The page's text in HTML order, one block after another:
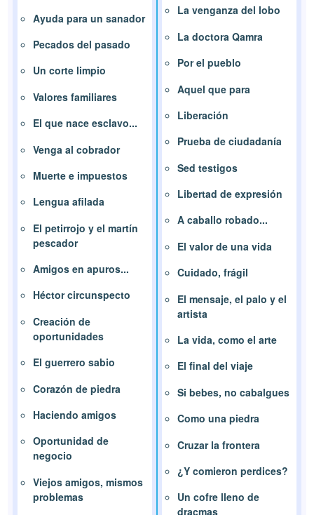
Ayuda para un sanador
Pecados del pasado
Un corte limpio
Valores familiares
El que nace esclavo...
Venga al cobrador
Muerte e impuestos
Lengua afilada
El petirrojo y el martín
pescador
Amigos en apuros...
Héctor circunspecto
Creación de
oportunidades
El guerrero sabio
Corazón de piedra
Haciendo amigos
Oportunidad de
negocio
Viejos amigos, mismos
problemas
La venganza del lobo
La doctora Qamra
Por el pueblo
Aquel que para
Liberación
Prueba de ciudadanía
Sed testigos
Libertad de expresión
A caballo robado...
El valor de una vida
Cuidado, frágil
El mensaje, el palo y el
artista
La vida, como el arte
El final del viaje
Si bebes, no cabalgues
Como una piedra
Cruzar la frontera
¿Y comieron perdices?
Un cofre lleno de
dracmas